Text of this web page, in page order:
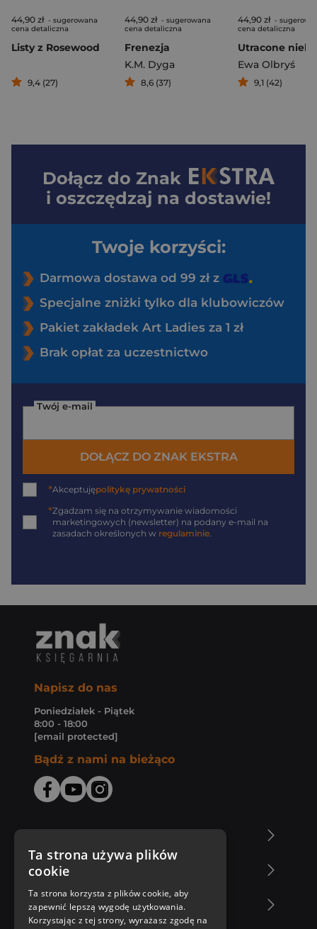
44,90 zł - sugerowana
cena detaliczna
Listy z Rosewood
9,4 (27)
44,90 zł - sugerowana
cena detaliczna
Frenezja
K.M. Dyga
8,6 (37)
44,90 zł -
cena detaliczna
Utracone niebo
Ewa Olbryś
9,1 (42)
Dołącz do Znak
i oszczędzaj na dostawie!
Twoje korzyści:
Darmowa dostawa od 99 zł z
Specjalne zniżki tylko dla klubowiczów
Pakiet zakładek Art Ladies za 1 zł
Brak opłat za uczestnictwo
Twój e-mail
DOŁĄCZ DO ZNAK EKSTRA
*Akceptujępolitykę prywatności
*Zgadzam się na otrzymywanie wiadomości
marketingowych (newsletter) na podany e-mail na
zasadach określonych w regulaminie.
Napisz do nas
Poniedziałek - Piątek
8:00 - 18:00
[email protected]
Bądź z nami na bieżąco
Zakupy u nas
Nasza oferta
Ta strona używa plików
cookie
Ta strona korzysta z plików cookie, aby
zapewnić lepszą wygodę użytkowania.
Korzystając z tej strony, wyrażasz zgodę na